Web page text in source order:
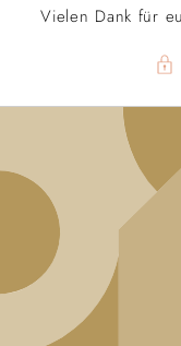
Vielen Dank für